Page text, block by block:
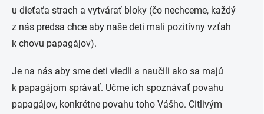
u dieťaťa strach a vytvárať bloky (čo nechceme, každý
z nás predsa chce aby naše deti mali pozitívny vzťah
k chovu papagájov).
Je na nás aby sme deti viedli a naučili ako sa majú
k papagájom správať. Učme ich spoznávať povahu
papagájov, konkrétne povahu toho Vášho. Citlivým